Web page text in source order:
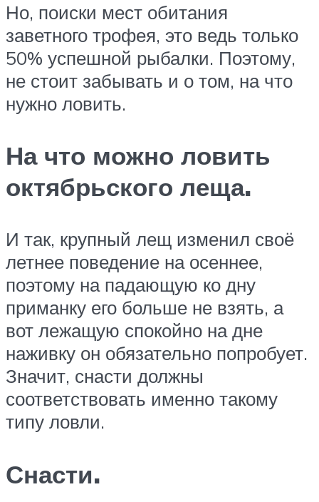
Но, поиски мест обитания
заветного трофея, это ведь только
50% успешной рыбалки. Поэтому,
не стоит забывать и о том, на что
нужно ловить.
На что можно ловить
октябрьского леща.
И так, крупный лещ изменил своё
летнее поведение на осеннее,
поэтому на падающую ко дну
приманку его больше не взять, а
вот лежащую спокойно на дне
наживку он обязательно попробует.
Значит, снасти должны
соответствовать именно такому
типу ловли.
Снасти.